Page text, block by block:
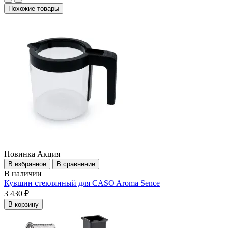
Похожие товары
Новинка Акция
В избранное В сравнение
В наличии
Кувшин стеклянный для CASO Aroma Sence
3 430 ₽
В корзину